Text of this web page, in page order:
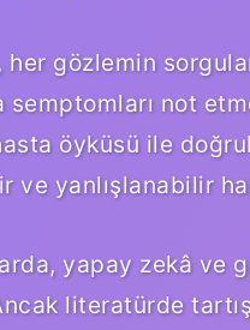
her gözlemin
semptomları not
öyküsü ile
yanlışlanabilir
yapay zekâ ve
literatürde